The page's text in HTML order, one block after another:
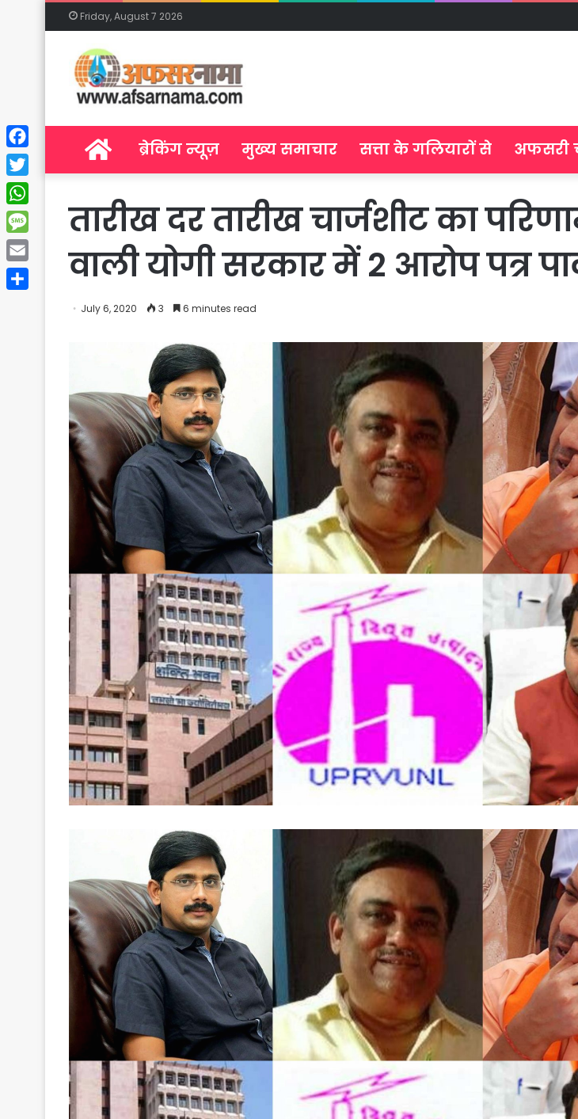
Friday, August 7 2026
Homeब्रेकिंग न्यूज़ मुख्य समाचार सत्ता के गलियारों से अफसरी
तारीख दर तारीख चार्जशीट का
वाली योगी सरकार में 2 आरोप पत्र
July 6, 2020 3 6 minutes read
Facebook
Twitter
WhatsApp
Message
Email